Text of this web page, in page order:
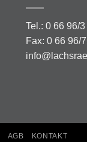
Tel.: 0 66 96/3
Fax: 0 66 96/
AGB KONTAKT